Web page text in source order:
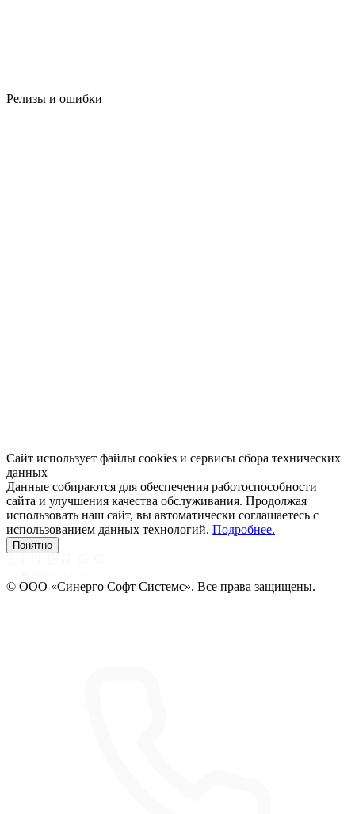
Релизы и ошибки
Сайт использует файлы cookies и сервисы сбора технических
данных
Данные собираются для обеспечения работоспособности
сайта и улучшения качества обслуживания. Продолжая
использовать наш сайт, вы автоматически соглашаетесь с
использованием данных технологий. Подробнее.
Понятно
© ООО «Синерго Софт Системс». Все права защищены.